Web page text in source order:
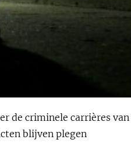
de criminele carrières van
blijven plegen